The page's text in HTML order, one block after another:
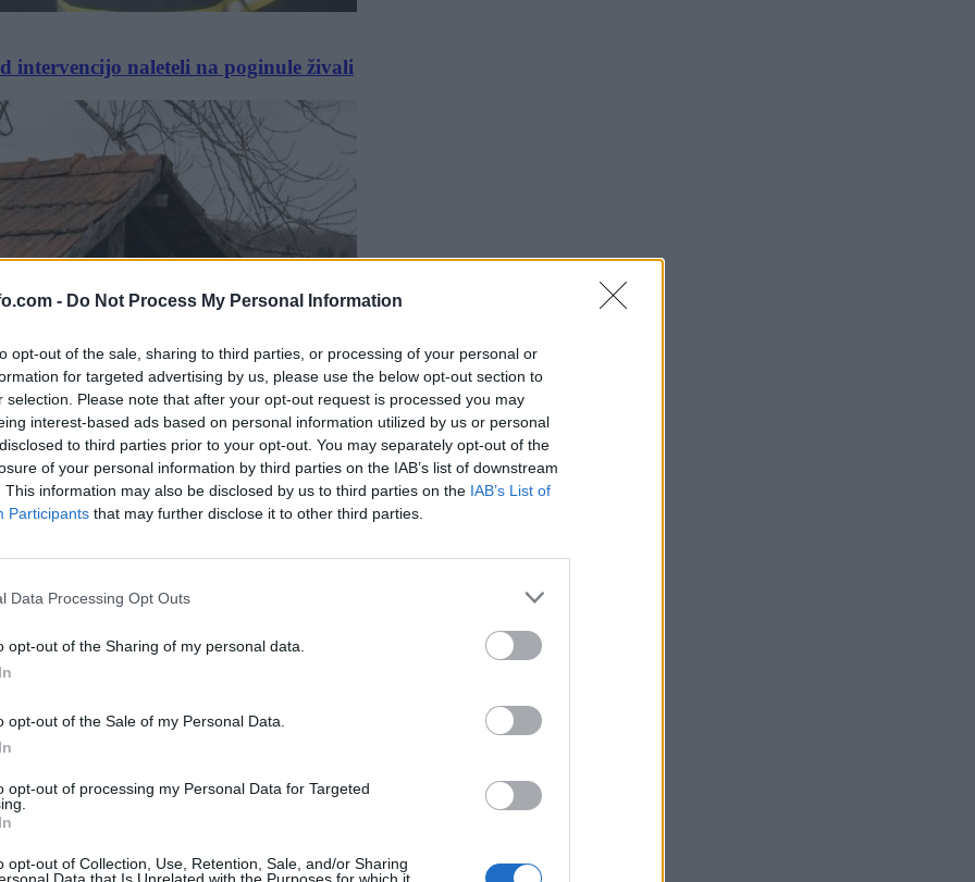
- Do Not Process My Personal Information
opt-out of the sale, sharing to third parties, or processing of your personal or
for targeted advertising by us, please use the below opt-out section to
selection. Please note that after your opt-out request is processed you may
interest-based ads based on personal information utilized by us or personal
to third parties prior to your opt-out. You may separately opt-out of the
of your personal information by third parties on the IAB’s list of downstream
This information may also be disclosed by us to third parties on the IAB’s List of
Participants that may further disclose it to other third parties.
Data Processing Opt Outs
opt-out of the Sharing of my personal data.
opt-out of the Sale of my Personal Data.
opt-out of processing my Personal Data for Targeted
opt-out of Collection, Use, Retention, Sale, and/or Sharing
intervencijo naleteli na poginule živali
×